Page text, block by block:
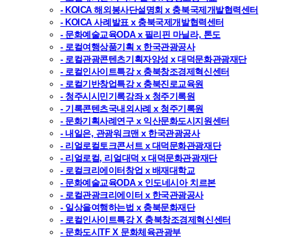
- KOICA 해외봉사단설명회 x 충북국제개발협력센터
- KOICA 사례발표 x 충북국제개발협력센터
- 문화예술교육ODA x 필리핀 마닐라, 톤도
- 로컬여행상품기획 x 한국관광공사
- 로컬관광콘텐츠기획자양성 x 대덕문화관광재단
- 로컬인사이트특강 x 충북창조경제혁신센터
- 로컬기반창업특강 x 충북진로교육원
- 청주시시민기록강좌 x 청주기록원
- 기록콘텐츠국내외사례 x 청주기록원
- 문화기획사례연구 x 익산문화도시지원센터
- 내일은, 관광워크맨 x 한국관광공사
- 리얼로컬토크콘서트 x 대덕문화관광재단
- 리얼로컬, 리얼대덕 x 대덕문화관광재단
- 로컬크리에이터창업 x 배재대학교
- 문화예술교육ODA x 인도네시아 치르본
- 로컬관광크리에이터 x 한국관광공사
- 일상을여행하는법 x 충북문화재단
- 로컬인사이트특강 X 충북창조경제혁신센터
- 문화도시TF X 문화체육관광부